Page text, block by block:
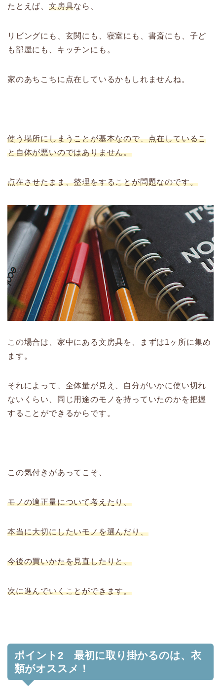
たとえば、 文房具なら、
リビングにも、玄関にも、寝室にも、書斎にも、子ど
も部屋にも、キッチンにも。
家のあちこちに点在しているかもしれませんね。
使う場所にしまうことが基本なので、点在しているこ
と自体が悪いのではありません。
点在させたまま、整理をすることが問題なのです。
この場合は、家中にある文房具を、まずは1ヶ所に集め
ます。
それによって、全体量が見え、自分がいかに使い切れ
ないくらい、同じ用途のモノを持っていたのかを把握
することができるからです。
この気付きがあってこそ、
モノの適正量について考えたり、
本当に大切にしたいモノを選んだり、
今後の買いかたを見直したりと、
次に進んでいくことができます。
ポイント2 最初に取り掛かるのは、衣
類がオススメ！